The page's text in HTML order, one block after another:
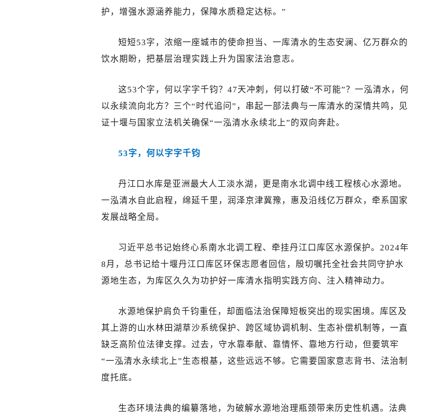
护，增强水源涵养能力，保障水质稳定达标。”
短短53字，浓缩一座城市的使命担当、一库清水的生态安澜、亿万群众的
饮水期盼，把基层治理实践上升为国家法治意志。
这53个字，何以字字千钧？47天冲刺，何以打破“不可能”？一泓清水，何
以永续流向北方？三个“时代追问”，串起一部法典与一库清水的深情共鸣，见
证十堰与国家立法机关确保“一泓清水永续北上”的双向奔赴。
53字，何以字字千钧
丹江口水库是亚洲最大人工淡水湖，更是南水北调中线工程核心水源地。
一泓清水自此启程，绵延千里，润泽京津冀豫，惠及沿线亿万群众，牵系国家
发展战略全局。
习近平总书记始终心系南水北调工程、牵挂丹江口库区水源保护。2024年
8月，总书记给十堰丹江口库区环保志愿者回信，殷切嘱托全社会共同守护水
源地生态，为库区久久为功护好一库清水指明实践方向、注入精神动力。
水源地保护肩负千钧重任，却面临法治保障短板突出的现实困境。库区及
其上游的山水林田湖草沙系统保护、跨区域协调机制、生态补偿机制等，一直
缺乏高阶位法律支撑。过去，守水靠奉献、靠情怀、靠地方行动，但要筑牢
“一泓清水永续北上”生态根基，这些远远不够。它需要国家意志背书、法治制
度托底。
生态环境法典的编纂落地，为破解水源地治理瓶颈带来历史性机遇。法典